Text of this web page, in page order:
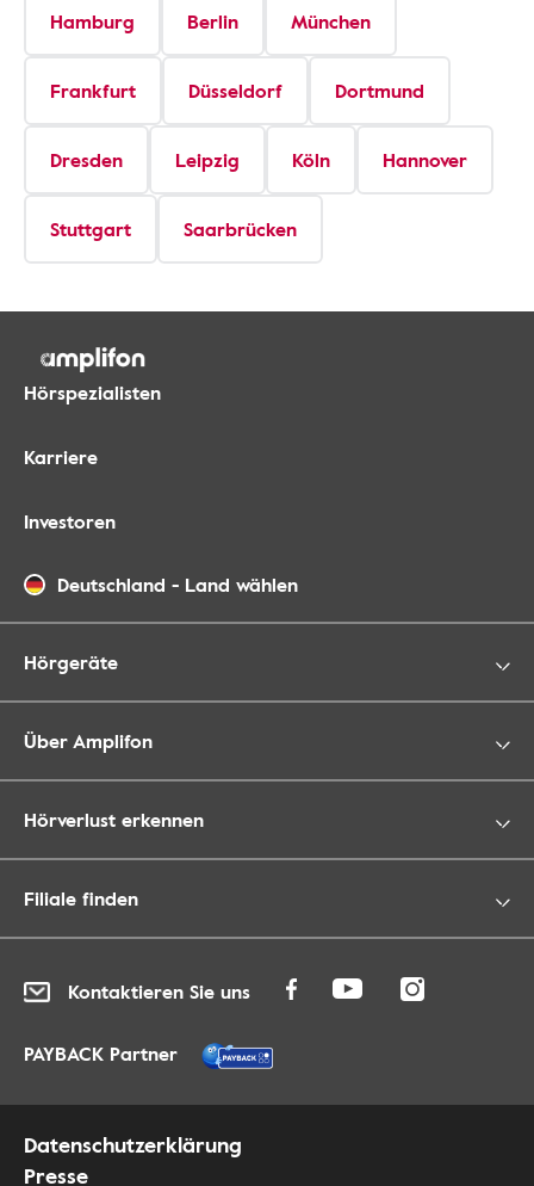
Hamburg Berlin München
Frankfurt Düsseldorf Dortmund
Dresden Leipzig Köln Hannover
Stuttgart Saarbrücken
Hörspezialisten
Karriere
Investoren
Deutschland - Land wählen
Hörgeräte
Über Amplifon
Hörverlust erkennen
Filiale finden
Kontaktieren Sie uns
PAYBACK Partner
Datenschutzerklärung
Presse